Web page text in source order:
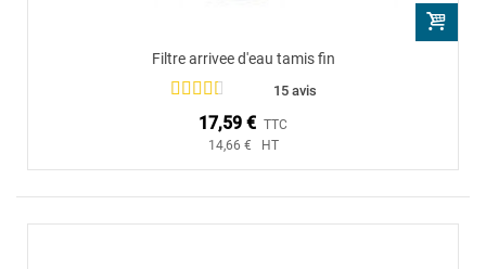
Filtre arrivee d'eau tamis fin
15 avis
17,59 € TTC
14,66 € HT